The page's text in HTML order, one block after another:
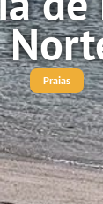
Praias